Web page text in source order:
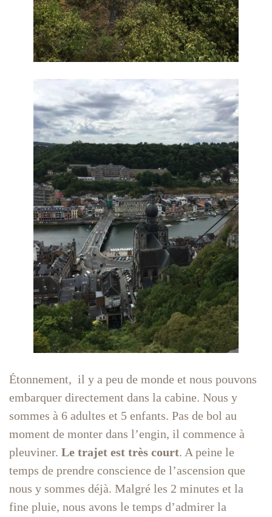
Étonnement, il y a peu de monde et nous pouvons
embarquer directement dans la cabine. Nous y
sommes à 6 adultes et 5 enfants. Pas de bol au
moment de monter dans l’engin, il commence à
pleuviner. Le trajet est très court. A peine le
temps de prendre conscience de l’ascension que
nous y sommes déjà. Malgré les 2 minutes et la
fine pluie, nous avons le temps d’admirer la